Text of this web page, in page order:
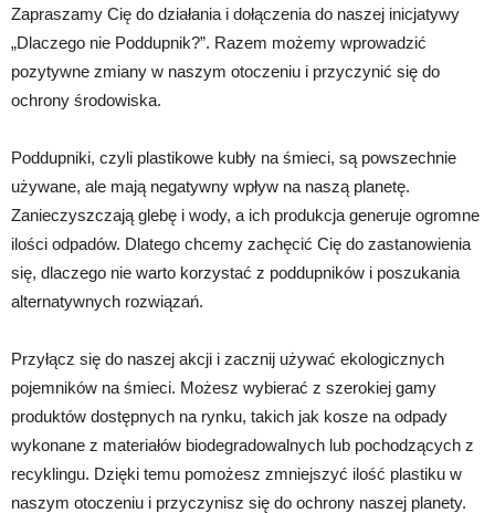
Zapraszamy Cię do działania i dołączenia do naszej inicjatywy
„Dlaczego nie Poddupnik?”. Razem możemy wprowadzić
pozytywne zmiany w naszym otoczeniu i przyczynić się do
ochrony środowiska.
Poddupniki, czyli plastikowe kubły na śmieci, są powszechnie
używane, ale mają negatywny wpływ na naszą planetę.
Zanieczyszczają glebę i wody, a ich produkcja generuje ogromne
ilości odpadów. Dlatego chcemy zachęcić Cię do zastanowienia
się, dlaczego nie warto korzystać z poddupników i poszukania
alternatywnych rozwiązań.
Przyłącz się do naszej akcji i zacznij używać ekologicznych
pojemników na śmieci. Możesz wybierać z szerokiej gamy
produktów dostępnych na rynku, takich jak kosze na odpady
wykonane z materiałów biodegradowalnych lub pochodzących z
recyklingu. Dzięki temu pomożesz zmniejszyć ilość plastiku w
naszym otoczeniu i przyczynisz się do ochrony naszej planety.